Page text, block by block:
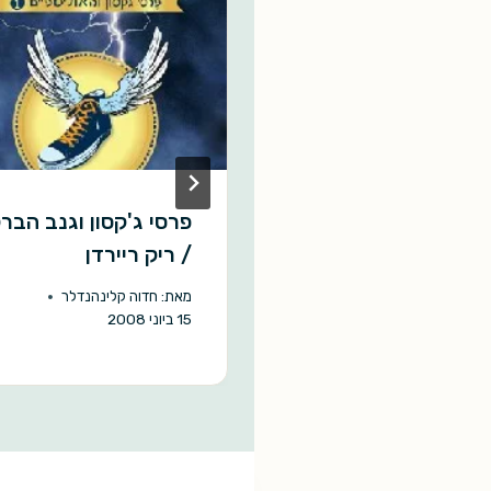
פרסי ג'קסון וגנב
/ ריק ריירדן
מאת: חדוה קלינהנדלר
15 ביוני 2008